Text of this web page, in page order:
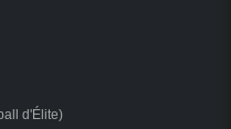
d'Élite)